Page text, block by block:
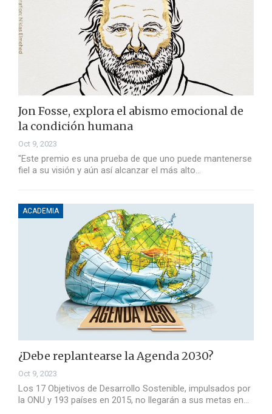
Jon Fosse, explora el abismo emocional de
la condición humana
Oct 9, 2023
"Este premio es una prueba de que uno puede mantenerse
fiel a su visión y aún así alcanzar el más alto…
ACADEMIA
¿Debe replantearse la Agenda 2030?
Oct 9, 2023
Los 17 Objetivos de Desarrollo Sostenible, impulsados por
la ONU y 193 países en 2015, no llegarán a sus metas en…